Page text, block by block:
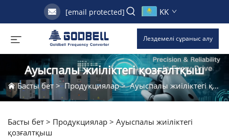
[email protected] KK
Лездемелі сұраныс алу
Ауыспалы жиіліктегі қозғалтқыш
Басты бет >Продукциялар>Ауыспалы жиіліктегі қозғалтқыш
Басты бет > Продукциялар > Ауыспалы жиіліктегі
қозғалтқыш